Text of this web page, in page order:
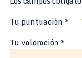
Tu puntuación *
Tu valoración *